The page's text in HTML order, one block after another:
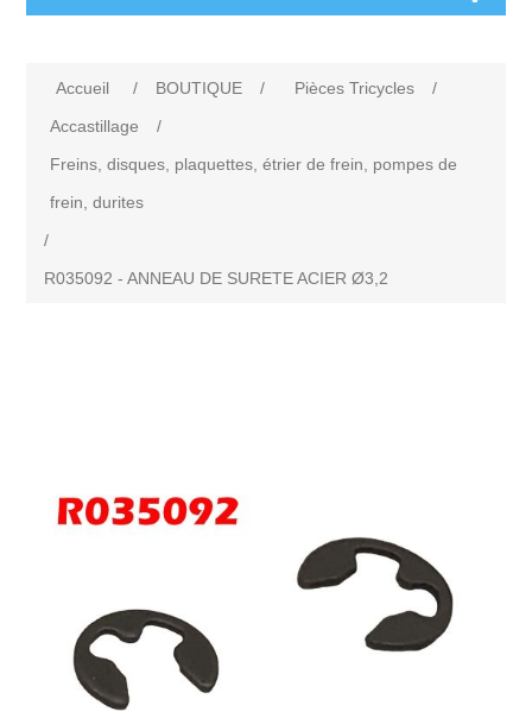
Accueil / BOUTIQUE / Pièces Tricycles
/
Accastillage
/
Freins, disques, plaquettes, étrier de frein, pompes de
frein, durites
/
R035092 - ANNEAU DE SURETE ACIER Ø3,2